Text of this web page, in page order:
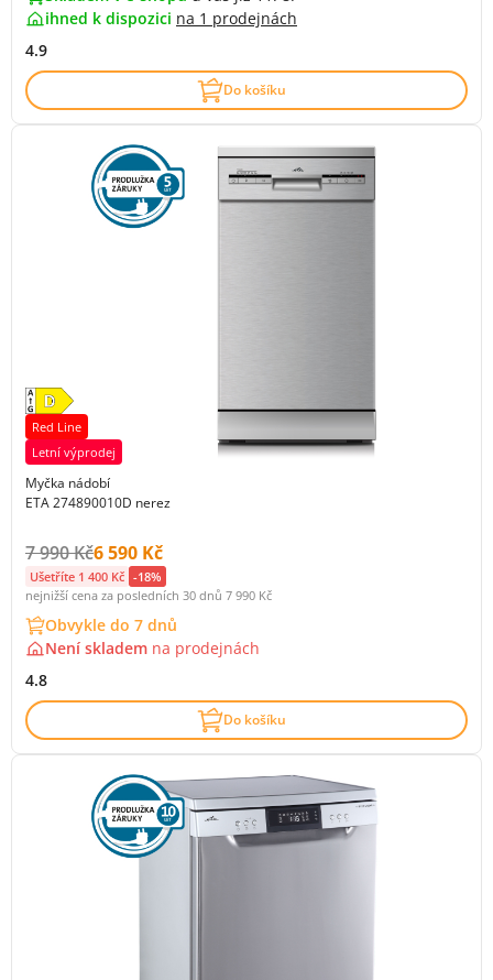
ihned k dispozici na 1 prodejnách
4.9
Do košíku
Red Line
Letní výprodej
Myčka nádobí
ETA 274890010D nerez
Původní cena s DPH:
7 990 KčCena s DPH:
6 590 Kč
Ušetříte 1 400 Kč -18%
nejnižší cena za posledních 30 dnů 7 990 Kč
Obvykle do 7 dnů
Není skladem na prodejnách
4.8
Do košíku